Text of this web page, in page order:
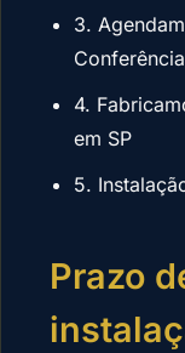
3.
4.
em SP
5.
Prazo